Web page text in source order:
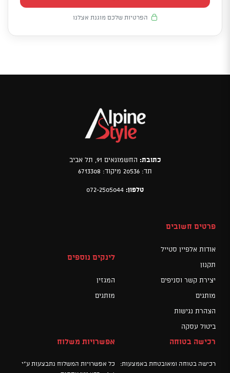
הפרטיות שלכם מוגנת אצלנו
כתובת: החשמונאים 91, תל אביב
תד: 20536 מיקוד: 6713308
טלפון: 072-2505044
פרטים חשובים
אודות אלפיין סטייל
תקנון
יצירת קשר וסניפים
מותגים
הצהרת נגישות
ביטול עסקה
לינקים נוספים
המגזין
מותגים
רכישה בטוחה
רכישה בטוחה ומאובטחת באמצעות:
אפשרויות משלוח
כל אפשרויות המשלוח נתבצעות ע"י